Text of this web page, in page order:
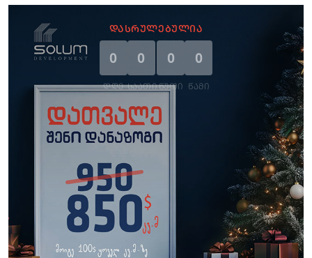
ᲓᲐᲡᲠᲣᲚᲔᲑᲣᲚᲘᲐ
0
ᲓᲦᲔ
0
ᲡᲐᲐᲗᲘ
0
ᲬᲣᲗᲘ
0
ᲬᲐᲛᲘ